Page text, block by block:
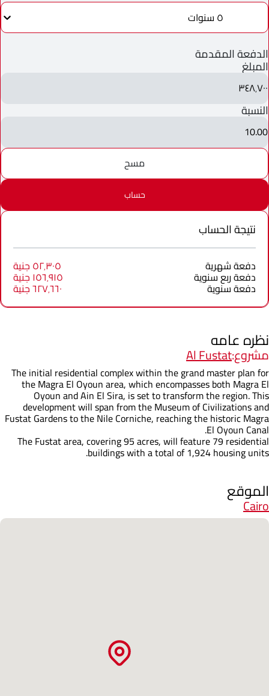
٥ سنوات
الدفعة المقدمة
المبلغ
٣٤٨٬٧٠٠
النسبة
10.00
مسح
حساب
نتيجة الحساب
دفعة شهرية ٥٢٬٣٠٥ جنية
دفعة ربع سنوية ١٥٦٬٩١٥ جنية
دفعة سنوية ٦٢٧٬٦٦٠ جنية
نظره عامه
مشروع:Al Fustat
The initial residential complex within the grand master plan for
the Magra El Oyoun area, which encompasses both Magra El
Oyoun and Ain El Sira, is set to transform the region. This
development will span from the Museum of Civilizations and
Fustat Gardens to the Nile Corniche, reaching the historic Magra
El Oyoun Canal.
The Fustat area, covering 95 acres, will feature 79 residential
buildings with a total of 1,924 housing units.
الموقع
Cairo